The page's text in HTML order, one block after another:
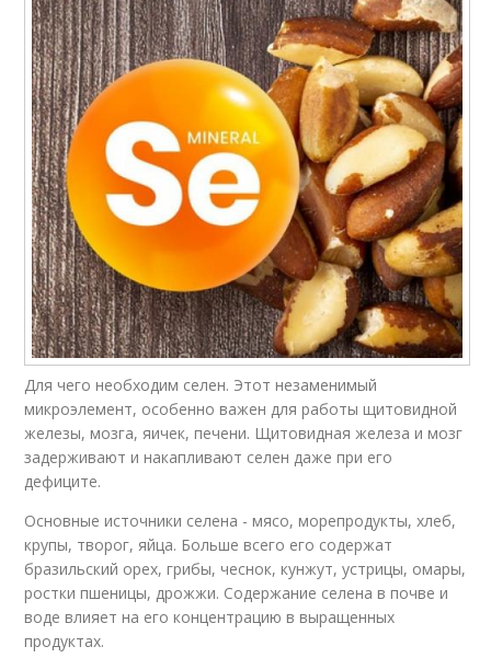
Для чего необходим селен. Этот незаменимый
микроэлемент, особенно важен для работы щитовидной
железы, мозга, яичек, печени. Щитовидная железа и мозг
задерживают и накапливают селен даже при его
дефиците.
Основные источники селена - мясо, морепродукты, хлеб,
крупы, творог, яйца. Больше всего его содержат
бразильский орех, грибы, чеснок, кунжут, устрицы, омары,
ростки пшеницы, дрожжи. Содержание селена в почве и
воде влияет на его концентрацию в выращенных
продуктах.